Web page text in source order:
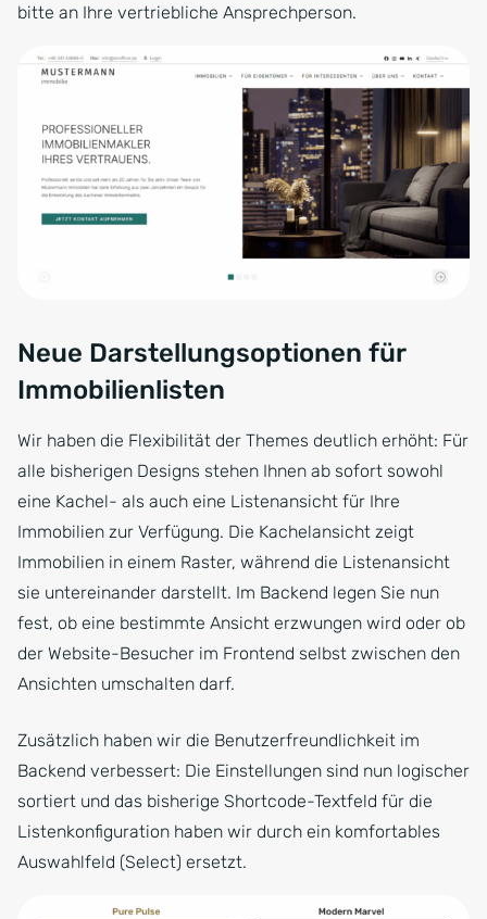
bitte an Ihre vertriebliche Ansprechperson.
Neue Darstellungsoptionen für
Immobilienlisten
Wir haben die Flexibilität der Themes deutlich erhöht: Für
alle bisherigen Designs stehen Ihnen ab sofort sowohl
eine Kachel- als auch eine Listenansicht für Ihre
Immobilien zur Verfügung. Die Kachelansicht zeigt
Immobilien in einem Raster, während die Listenansicht
sie untereinander darstellt. Im Backend legen Sie nun
fest, ob eine bestimmte Ansicht erzwungen wird oder ob
der Website-Besucher im Frontend selbst zwischen den
Ansichten umschalten darf.
Zusätzlich haben wir die Benutzerfreundlichkeit im
Backend verbessert: Die Einstellungen sind nun logischer
sortiert und das bisherige Shortcode-Textfeld für die
Listenkonfiguration haben wir durch ein komfortables
Auswahlfeld (Select) ersetzt.